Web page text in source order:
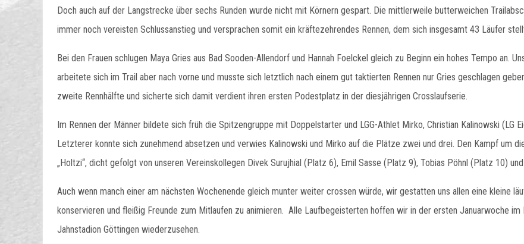
Doch auch auf der Langstrecke über sechs Runden wurde nicht mit Körnern gespart. Die mittlerweile butterweichen
immer noch vereisten Schlussanstieg und versprachen somit ein kräftezehrendes Rennen, dem sich insgesamt 43 Läufer
Bei den Frauen schlugen Maya Gries aus Bad Sooden-Allendorf und Hannah Foelckel gleich zu Beginn ein hohes Tempo an.
arbeitete sich im Trail aber nach vorne und musste sich letztlich nach einem gut taktierten Rennen nur Gries geschlagen
zweite Rennhälfte und sicherte sich damit verdient ihren ersten Podestplatz in der diesjährigen Crosslaufserie.
Im Rennen der Männer bildete sich früh die Spitzengruppe mit Doppelstarter und LGG-Athlet Mirko, Christian Kalinowski (LG
Letzterer konnte sich zunehmend absetzen und verwies Kalinowski und Mirko auf die Plätze zwei und drei. Den Kampf um
„Holtzi“, dicht gefolgt von unseren Vereinskollegen Divek Surujhial (Platz 6), Emil Sasse (Platz 9), Tobias Pöhnl (Platz 10)
Auch wenn manch einer am nächsten Wochenende gleich munter weiter crossen würde, wir gestatten uns allen eine kleine
konservieren und fleißig Freunde zum Mitlaufen zu animieren. Alle Laufbegeisterten hoffen wir in der ersten Januarwoche
Jahnstadion Göttingen wiederzusehen.